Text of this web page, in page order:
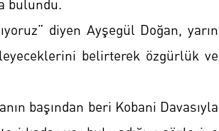
diyen Ayşegül Doğan, yarın
belirterek özgürlük ve
başından beri Kobani Davasıyla